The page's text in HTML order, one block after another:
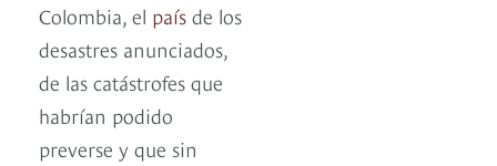
Colombia, el país de los
desastres anunciados,
de las catástrofes que
habrían podido
preverse y que sin